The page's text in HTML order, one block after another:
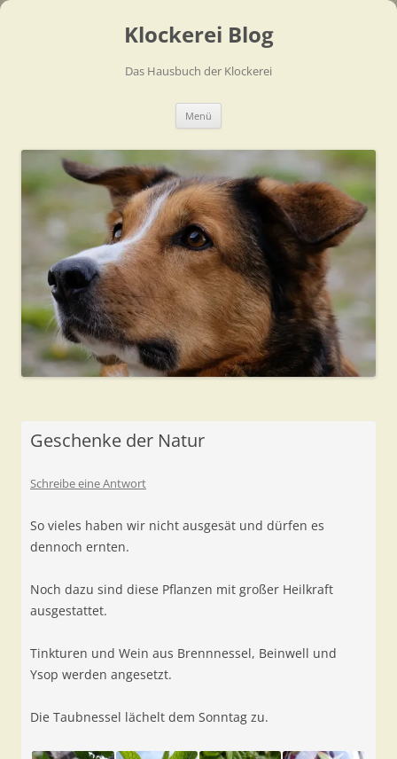
Klockerei Blog
Das Hausbuch der Klockerei
Menü
Geschenke der Natur
Schreibe eine Antwort
So vieles haben wir nicht ausgesät und dürfen es
dennoch ernten.
Noch dazu sind diese Pflanzen mit großer Heilkraft
ausgestattet.
Tinkturen und Wein aus Brennnessel, Beinwell und
Ysop werden angesetzt.
Die Taubnessel lächelt dem Sonntag zu.